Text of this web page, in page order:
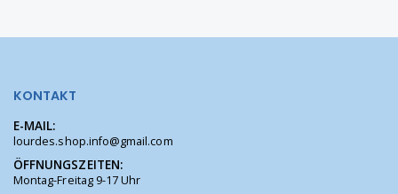
KONTAKT
E-MAIL:
lourdes.shop.info@gmail.com
ÖFFNUNGSZEITEN:
Montag-Freitag 9-17 Uhr